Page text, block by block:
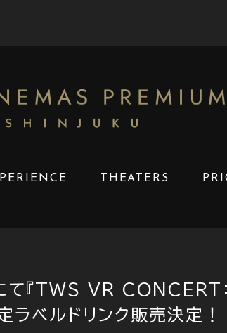
THEATERS
て『TWS VR CONCERT
ラベルドリンク販売決定！